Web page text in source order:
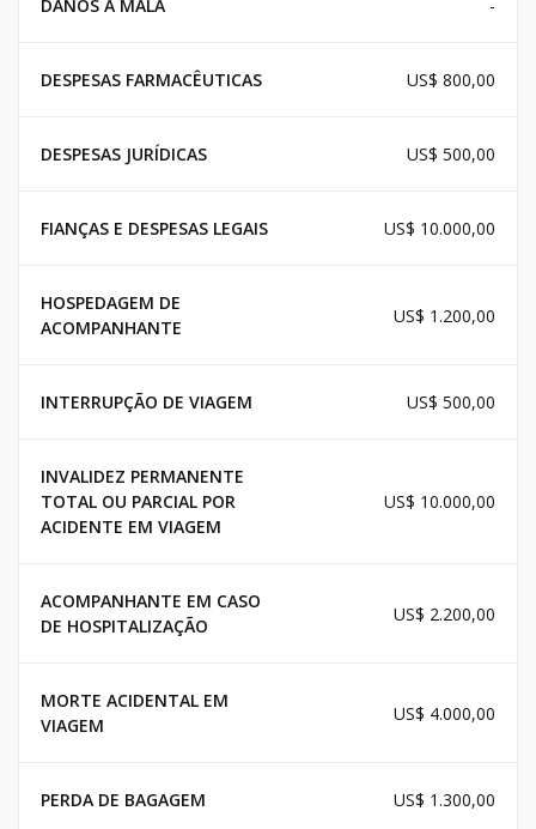
DANOS A MALA -
DESPESAS FARMACÊUTICAS US$ 800,00
DESPESAS JURÍDICAS US$ 500,00
FIANÇAS E DESPESAS LEGAIS US$ 10.000,00
HOSPEDAGEM DE
ACOMPANHANTE
US$ 1.200,00
INTERRUPÇÃO DE VIAGEM US$ 500,00
INVALIDEZ PERMANENTE
TOTAL OU PARCIAL POR
ACIDENTE EM VIAGEM
US$ 10.000,00
ACOMPANHANTE EM CASO
DE HOSPITALIZAÇÃO
US$ 2.200,00
MORTE ACIDENTAL EM
VIAGEM
US$ 4.000,00
PERDA DE BAGAGEM US$ 1.300,00